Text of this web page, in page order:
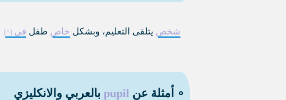
شخص يتلقى التعليم، وبشكل خاص طفل في
∘ أمثلة عن pupil بالعربي والانكليزي